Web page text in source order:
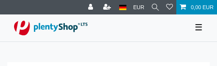
EUR 0,00 EUR
☰